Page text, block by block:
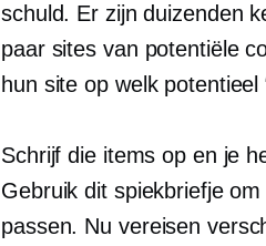
schuld. Er zijn duizenden
paar sites van potentiële
hun site op welk potentieel
Schrijf die items op en je
Gebruik dit spiekbriefje
passen. Nu vereisen